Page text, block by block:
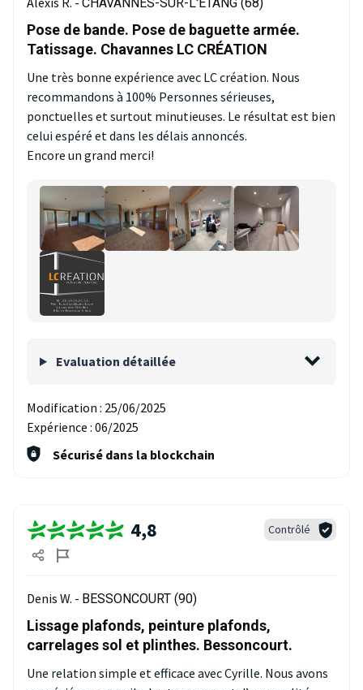
Pose de bande. Pose de baguette armée.
Tatissage. Chavannes LC CRÉATION
Une très bonne expérience avec LC création. Nous
recommandons à 100% Personnes sérieuses,
ponctuelles et surtout minutieuses. Le résultat est bien
celui espéré et dans les délais annoncés.
Encore un grand merci!
Evaluation détaillée
Modification : 25/06/2025
Expérience : 06/2025
Sécurisé dans la blockchain
4,8 Contrôlé
Denis W. - BESSONCOURT (90)
Lissage plafonds, peinture plafonds,
carrelages sol et plinthes. Bessoncourt.
Une relation simple et efficace avec Cyrille. Nous avons